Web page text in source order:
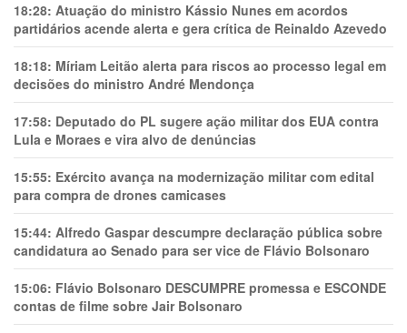
18:28: Atuação do ministro Kássio Nunes em acordos
partidários acende alerta e gera crítica de Reinaldo Azevedo
18:18: Míriam Leitão alerta para riscos ao processo legal em
decisões do ministro André Mendonça
17:58: Deputado do PL sugere ação militar dos EUA contra
Lula e Moraes e vira alvo de denúncias
15:55: Exército avança na modernização militar com edital
para compra de drones camicases
15:44: Alfredo Gaspar descumpre declaração pública sobre
candidatura ao Senado para ser vice de Flávio Bolsonaro
15:06: Flávio Bolsonaro DESCUMPRE promessa e ESCONDE
contas de filme sobre Jair Bolsonaro